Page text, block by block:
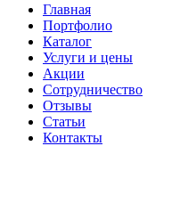
Главная
Портфолио
Каталог
Услуги и цены
Акции
Сотрудничество
Отзывы
Статьи
Контакты